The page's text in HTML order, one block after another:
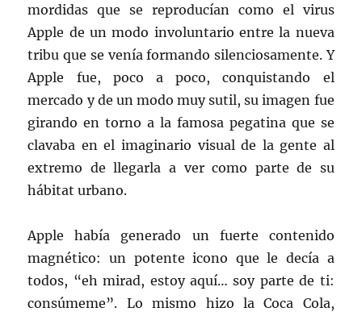
mordidas que se reproducían como el virus
Apple de un modo involuntario entre la nueva
tribu que se venía formando silenciosamente. Y
Apple fue, poco a poco, conquistando el
mercado y de un modo muy sutil, su imagen fue
girando en torno a la famosa pegatina que se
clavaba en el imaginario visual de la gente al
extremo de llegarla a ver como parte de su
hábitat urbano.
Apple había generado un fuerte contenido
magnético: un potente icono que le decía a
todos, “eh mirad, estoy aquí… soy parte de ti:
consúmeme”. Lo mismo hizo la Coca Cola,